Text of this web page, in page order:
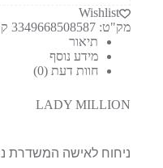
Wishlist
מק"ט: 3349668508587
תיאור
מידע נוסף
חוות דעת (0)
LADY MILLION
ניחוח לאישה המשדרת